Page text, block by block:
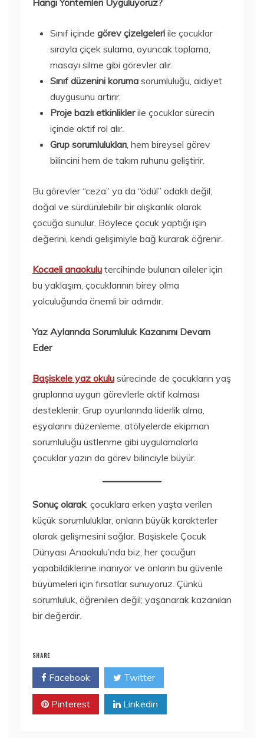
Hangi Yöntemleri Uyguluyoruz?
Sınıf içinde görev çizelgeleri ile çocuklar
sırayla çiçek sulama, oyuncak toplama,
masayı silme gibi görevler alır.
Sınıf düzenini koruma sorumluluğu, aidiyet
duygusunu artırır.
Proje bazlı etkinliklerile çocuklar sürecin
içinde aktif rol alır.
Grup sorumlulukları, hem bireysel görev
bilincini hem de takım ruhunu geliştirir.
Bu görevler “ceza” ya da “ödül” odaklı değil;
doğal ve sürdürülebilir bir alışkanlık olarak
çocuğa sunulur. Böylece çocuk yaptığı işin
değerini, kendi gelişimiyle bağ kurarak öğrenir.
Kocaeli anaokulu tercihinde bulunan aileler için
bu yaklaşım, çocuklarının birey olma
yolculuğunda önemli bir adımdır.
Yaz Aylarında Sorumluluk Kazanımı Devam
Eder
Başiskele yaz okulu sürecinde de çocukların yaş
gruplarına uygun görevlerle aktif kalması
desteklenir. Grup oyunlarında liderlik alma,
eşyalarını düzenleme, atölyelerde ekipman
sorumluluğu üstlenme gibi uygulamalarla
çocuklar yazın da görev bilinciyle büyür.
Sonuç olarak, çocuklara erken yaşta verilen
küçük sorumluluklar, onların büyük karakterler
olarak gelişmesini sağlar. Başiskele Çocuk
Dünyası Anaokulu’nda biz, her çocuğun
yapabildiklerine inanıyor ve onların bu güvenle
büyümeleri için fırsatlar sunuyoruz. Çünkü
sorumluluk, öğrenilen değil; yaşanarak kazanılan
bir değerdir.
SHARE
Facebook Twitter
Pinterest Linkedin